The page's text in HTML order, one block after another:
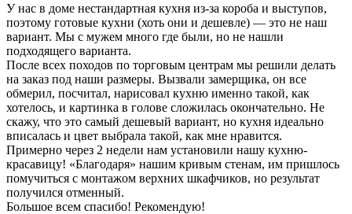
У нас в доме нестандартная кухня из-за короба и выступов,
поэтому готовые кухни (хоть они и дешевле) — это не наш
вариант. Мы с мужем много где были, но не нашли
подходящего варианта.
После всех походов по торговым центрам мы решили делать
на заказ под наши размеры. Вызвали замерщика, он все
обмерил, посчитал, нарисовал кухню именно такой, как
хотелось, и картинка в голове сложилась окончательно. Не
скажу, что это самый дешевый вариант, но кухня идеально
вписалась и цвет выбрала такой, как мне нравится.
Примерно через 2 недели нам установили нашу кухню-
красавицу! «Благодаря» нашим кривым стенам, им пришлось
помучиться с монтажом верхних шкафчиков, но результат
получился отменный.
Большое всем спасибо! Рекомендую!